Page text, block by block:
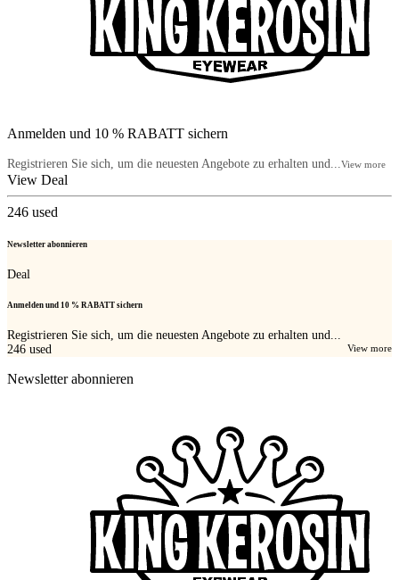
Anmelden und 10 % RABATT sichern
Registrieren Sie sich, um die neuesten Angebote zu erhalten und...View more
View Deal
246 used
Newsletter abonnieren
Deal
Anmelden und 10 % RABATT sichern
Registrieren Sie sich, um die neuesten Angebote zu erhalten und...
View more
246 used
Newsletter abonnieren